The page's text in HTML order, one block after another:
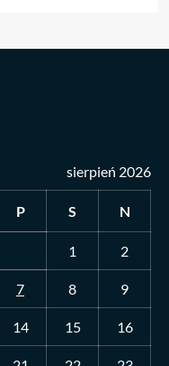
sierpień 2026
P S N
1 2
7 8 9
14 15 16